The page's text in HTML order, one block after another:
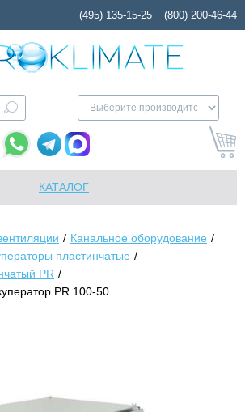
(495) 135-15-25 (800) 200-46-44
КАТАЛОГ
Канальное оборудование
пластинчатые
PR
PR 100-50